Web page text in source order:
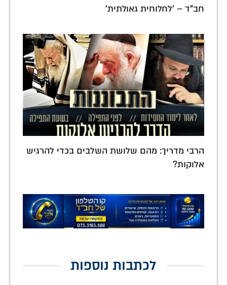
חב"ד – 'לחלוחית גאולתית'
הרבי מדריך: מהם שלושת השלבים בכדי להרגיש
אלוקות?
לכתבות נוספות